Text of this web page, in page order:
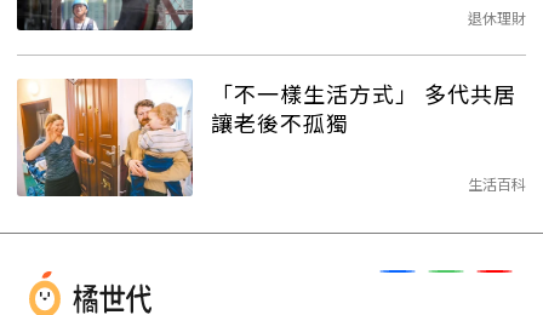
退休理財
「不一樣生活方式」 多代共居
讓老後不孤獨
生活百科